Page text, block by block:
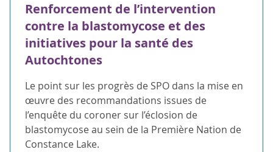
Renforcement de l’intervention
contre la blastomycose et des
initiatives pour la santé des
Autochtones
Le point sur les progrès de SPO dans la mise en
œuvre des recommandations issues de
l’enquête du coroner sur l’éclosion de
blastomycose au sein de la Première Nation de
Constance Lake.